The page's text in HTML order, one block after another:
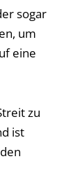
sogar
um
eine
zu
ist